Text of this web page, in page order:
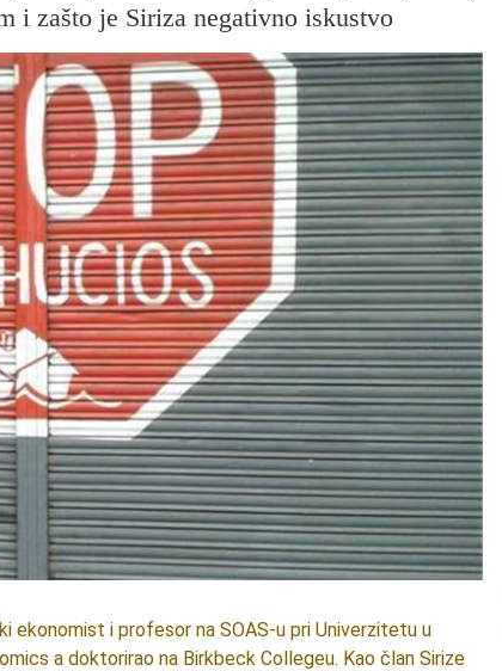
i zašto je Siriza negativno iskustvo
ekonomist i profesor na SOAS-u pri Univerzitetu u
a doktorirao na Birkbeck Collegeu. Kao član Sirize